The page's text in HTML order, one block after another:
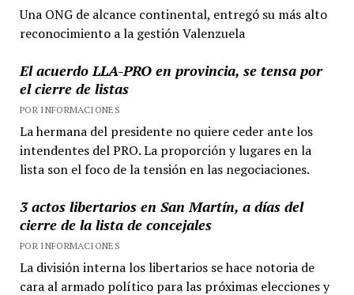
Una ONG de alcance continental, entregó su más alto
reconocimiento a la gestión Valenzuela
El acuerdo LLA-PRO en provincia, se tensa por
el cierre de listas
POR INFORMACIONES
La hermana del presidente no quiere ceder ante los
intendentes del PRO. La proporción y lugares en la
lista son el foco de la tensión en las negociaciones.
3 actos libertarios en San Martín, a días del
cierre de la lista de concejales
POR INFORMACIONES
La división interna los libertarios se hace notoria de
cara al armado político para las próximas elecciones y